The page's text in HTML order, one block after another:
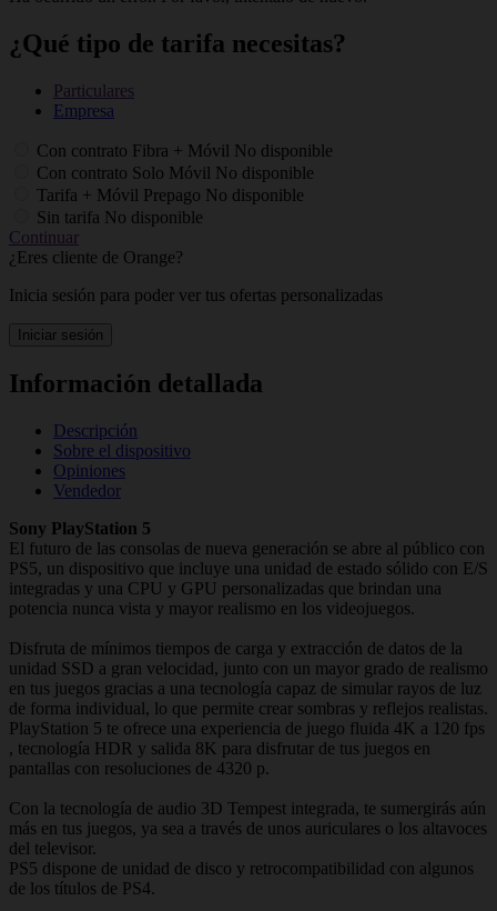
¿Qué tipo de tarifa necesitas?
Particulares
Empresa
Con contrato Fibra + Móvil No disponible
Con contrato Solo Móvil No disponible
Tarifa + Móvil Prepago No disponible
Sin tarifa No disponible
Continuar
¿Eres cliente de Orange?
Inicia sesión para poder ver tus ofertas personalizadas
Iniciar sesión
Información detallada
Descripción
Sobre el dispositivo
Opiniones
Vendedor
Sony PlayStation 5
El futuro de las consolas de nueva generación se abre al público con
PS5, un dispositivo que incluye una unidad de estado sólido con E/S
integradas y una CPU y GPU personalizadas que brindan una
potencia nunca vista y mayor realismo en los videojuegos.
Disfruta de mínimos tiempos de carga y extracción de datos de la
unidad SSD a gran velocidad, junto con un mayor grado de realismo
en tus juegos gracias a una tecnología capaz de simular rayos de luz
de forma individual, lo que permite crear sombras y reflejos realistas.
PlayStation 5 te ofrece una experiencia de juego fluida 4K a 120 fps
, tecnología HDR y salida 8K para disfrutar de tus juegos en
pantallas con resoluciones de 4320 p.
Con la tecnología de audio 3D Tempest integrada, te sumergirás aún
más en tus juegos, ya sea a través de unos auriculares o los altavoces
del televisor.
PS5 dispone de unidad de disco y retrocompatibilidad con algunos
de los títulos de PS4.